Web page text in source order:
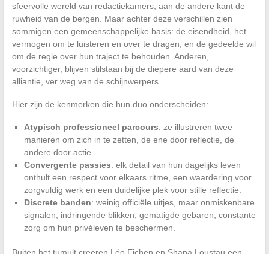
sfeervolle wereld van redactiekamers; aan de andere kant de
ruwheid van de bergen. Maar achter deze verschillen zien
sommigen een gemeenschappelijke basis: de eisendheid, het
vermogen om te luisteren en over te dragen, en de gedeelde wil
om de regie over hun traject te behouden. Anderen,
voorzichtiger, blijven stilstaan bij de diepere aard van deze
alliantie, ver weg van de schijnwerpers.
Hier zijn de kenmerken die hun duo onderscheiden:
Atypisch professioneel parcours: ze illustreren twee
manieren om zich in te zetten, de ene door reflectie, de
andere door actie.
Convergente passies: elk detail van hun dagelijks leven
onthult een respect voor elkaars ritme, een waardering voor
zorgvuldig werk en een duidelijke plek voor stille reflectie.
Discrete banden: weinig officiële uitjes, maar onmiskenbare
signalen, indringende blikken, gematigde gebaren, constante
zorg om hun privéleven te beschermen.